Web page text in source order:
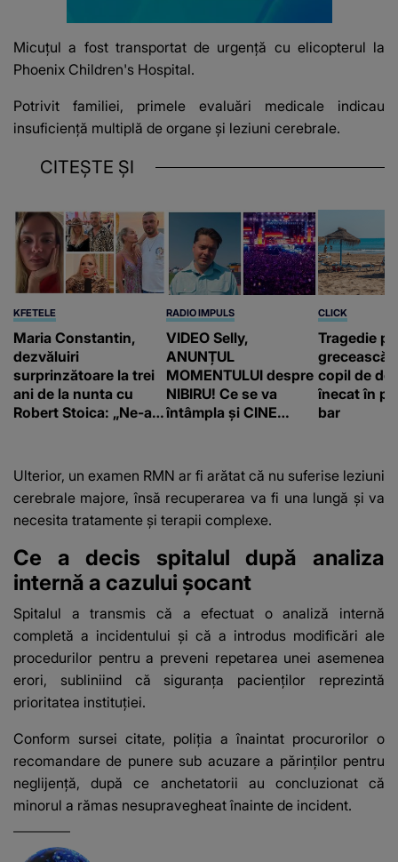
Micuțul a fost transportat de urgență cu elicopterul la
Phoenix Children's Hospital.
Potrivit familiei, primele evaluări medicale indicau
insuficiență multiplă de organe și leziuni cerebrale.
CITEȘTE ȘI
KFETELE
Maria Constantin,
dezvăluiri
surprinzătoare la trei
ani de la nunta cu
Robert Stoica: „Ne-a
RADIO IMPULS
VIDEO Selly,
ANUNȚUL
MOMENTULUI despre
NIBIRU! Ce se va
întâmpla și CINE
e ciudă că..."
CLICK
Tragedie
grecească
copil de
înecat în
bar
Ulterior, un examen RMN ar fi arătat că nu suferise leziuni
cerebrale majore, însă recuperarea va fi una lungă și va
necesita tratamente și terapii complexe.
Ce a decis spitalul după analiza
internă a cazului șocant
Spitalul a transmis că a efectuat o analiză internă
completă a incidentului și că a introdus modificări ale
procedurilor pentru a preveni repetarea unei asemenea
erori, subliniind că siguranța pacienților reprezintă
prioritatea instituției.
Conform sursei citate, poliția a înaintat procurorilor o
recomandare de punere sub acuzare a părinților pentru
neglijență, după ce anchetatorii au concluzionat că
minorul a rămas nesupravegheat înainte de incident.